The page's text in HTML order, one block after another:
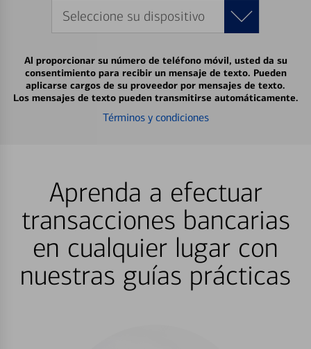
Seleccione su dispositivo
Al proporcionar su número de teléfono móvil, usted da su
consentimiento para recibir un mensaje de texto. Pueden
aplicarse cargos de su proveedor por mensajes de texto.
Los mensajes de texto pueden transmitirse automáticamente.
Términos y condiciones
Aprenda a efectuar
transacciones bancarias
en cualquier lugar con
nuestras guías prácticas